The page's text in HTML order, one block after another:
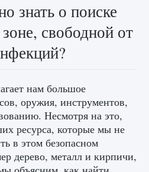
лиги Clash of Clans
2 599 0 1
знать о поиске
свободной от
нам большое
оружия, инструментов,
Несмотря на это,
ресурса, которые мы не
в этом безопасном
дерево, металл и кирпичи,